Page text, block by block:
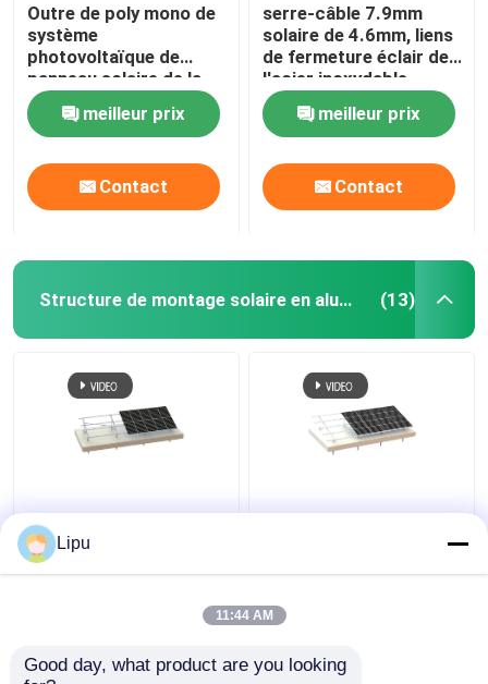
Outre de poly mono de
système
photovoltaïque de
panneau solaire de la
grille 3kw
meilleur prix
Contact
serre-câble 7.9mm
solaire de 4.6mm, liens
de fermeture éclair de
l'acier inoxydable
Sus304 pour le
panneau solaire
montant des
accessoires
meilleur prix
Contact
Structure de montage solaire en aluminium (13)
Le béton a rectifié les
systèmes solaires en
aluminium de la
45 système Frameless
Lipu
11:44 AM
Good day, what product are you looking